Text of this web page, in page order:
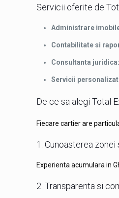
Servicii oferite de
Administrare
Contabilitate si
Consultanta juridica:
Servicii
De ce sa alegi Total
Fiecare cartier are
1. Cunoasterea
Experienta acumulara in
2. Transparenta si